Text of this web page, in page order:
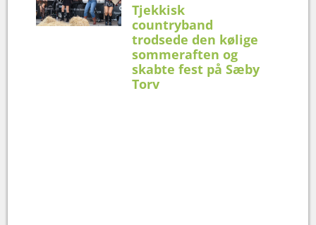
Tjekkisk
countryband
trodsede den kølige
sommeraften og
skabte fest på Sæby
Torv